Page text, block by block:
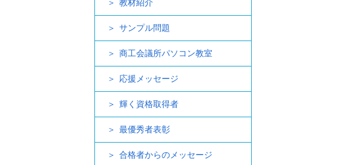
教材紹介
サンプル問題
商工会議所パソコン教室
応援メッセージ
輝く資格取得者
最優秀者表彰
合格者からのメッセージ